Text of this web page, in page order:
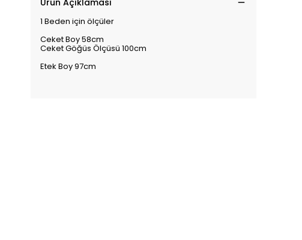
Ürün Açıklaması
1 Beden için ölçüler
Ceket Boy 58cm
Ceket Göğüs Ölçüsü 100cm
Etek Boy 97cm